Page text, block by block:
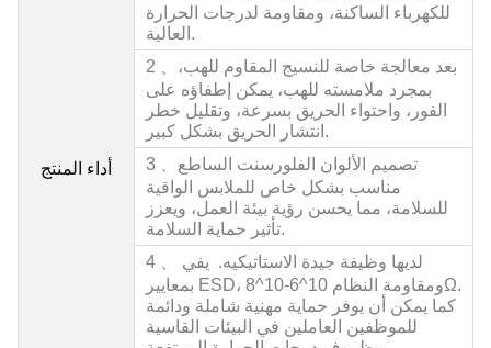
أداء المنتج
للكهرباء الساكنة، ومقاومة لدرجات الحرارة
العالية.
2 、
بعد معالجة خاصة للنسيج المقاوم للهب،
بمجرد ملامسته للهب، يمكن إطفاؤه على
الفور، واحتواء الحريق بسرعة، وتقليل خطر
انتشار الحريق بشكل كبير.
3 、 تصميم الألوان الفلورسنت الساطع
مناسب بشكل خاص للملابس الواقية
للسلامة، مما يحسن رؤية بيئة العمل، ويعزز
تأثير حماية السلامة.
4 、 لديها وظيفة جيدة الاستاتيكيه. يفي
بمعايير ESD، ومقاومة النظام 10^6-10^8Ω.
كما يمكن أن يوفر حماية مهنية شاملة ودائمة
للموظفين العاملين في البيئات القاسية